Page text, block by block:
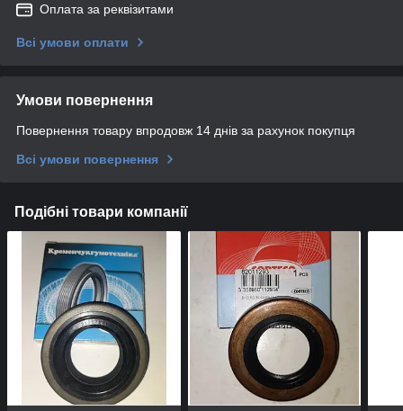
Оплата за реквізитами
Всі умови оплати
Умови повернення
Повернення товару впродовж 14 днів за рахунок покупця
Всі умови повернення
Подібні товари компанії